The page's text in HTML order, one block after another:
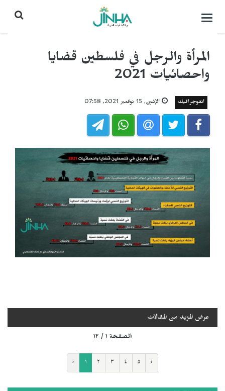
التحكم
المرأة والرجل في فلسطين قضايا
واحصائيات 2021
انفوجرافيك الإثنين, 15 نوفمبر 2021, 07:58
عرض المزيد من المقالات
الصفحة ١ / ١٢
‹ ١ ٢ ٣ ٤ ٥ ›